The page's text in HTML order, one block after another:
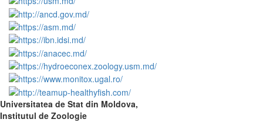
Universitatea de Stat din Moldova,
Institutul de Zoologie